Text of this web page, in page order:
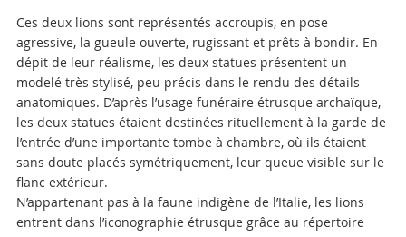
Ces deux lions sont représentés accroupis, en pose
agressive, la gueule ouverte, rugissant et prêts à bondir. En
dépit de leur réalisme, les deux statues présentent un
modelé très stylisé, peu précis dans le rendu des détails
anatomiques. D’après l’usage funéraire étrusque archaïque,
les deux statues étaient destinées rituellement à la garde de
l’entrée d’une importante tombe à chambre, où ils étaient
sans doute placés symétriquement, leur queue visible sur le
flanc extérieur.
N’appartenant pas à la faune indigène de l’Italie, les lions
entrent dans l’iconographie étrusque grâce au répertoire